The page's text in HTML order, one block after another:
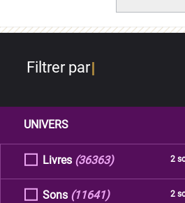
Filtrer par
UNIVERS
Livres 2
(36363)
Sons 2
(11641)